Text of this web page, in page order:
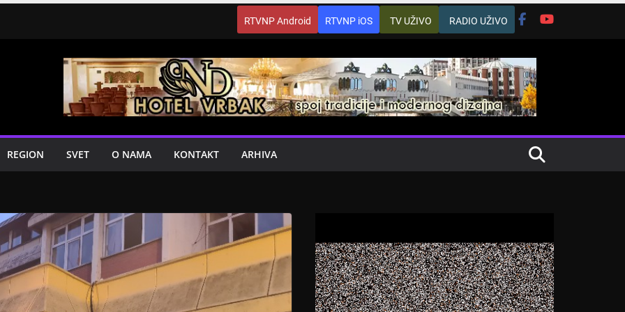
RTVNP Android RTVNP iOS TV UŽIVO RADIO UŽIVO
REGION SVET O NAMA KONTAKT ARHIVA